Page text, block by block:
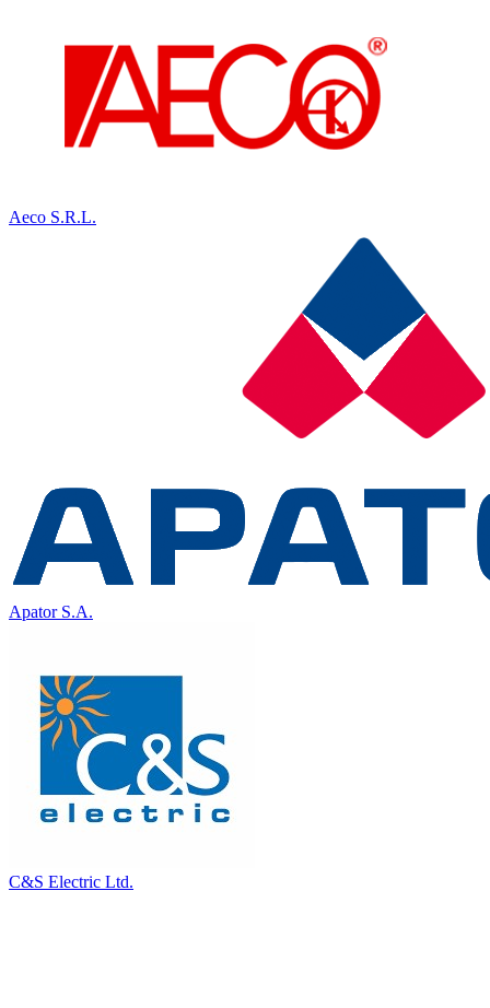
Aeco S.R.L.
Apator S.A.
C&S Electric Ltd.